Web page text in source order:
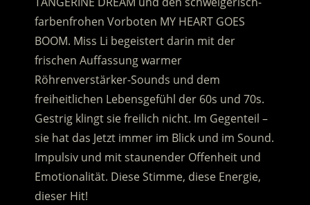
farbenfrohen Vorboten MY HEART GOES
BOOM. Miss Li begeistert darin mit der
frischen Auffassung warmer
Röhrenverstärker-Sounds und dem
freiheitlichen Lebensgefühl der 60s und 70s.
Gestrig klingt sie freilich nicht. Im Gegenteil –
sie hat das Jetzt immer im Blick und im Sound.
Impulsiv und mit staunender Offenheit und
Emotionalität. Diese Stimme, diese Energie,
dieser Hit!